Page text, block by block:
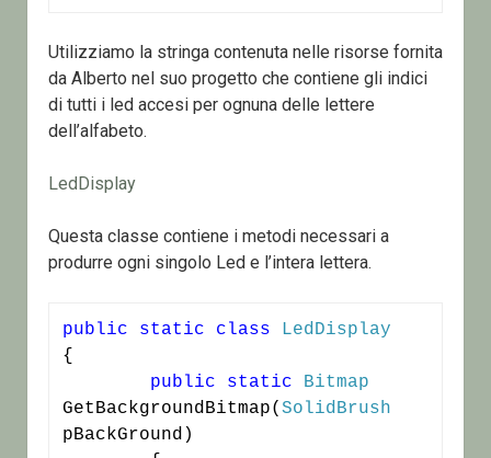
Utilizziamo la stringa contenuta nelle risorse fornita
da Alberto nel suo progetto che contiene gli indici
di tutti i led accesi per ognuna delle lettere
dell’alfabeto.
LedDisplay
Questa classe contiene i metodi necessari a
produrre ogni singolo Led e l’intera lettera.
public static class
LedDisplay
{
public
static
Bitmap
GetBackgroundBitmap( SolidBrush
pBackGround)